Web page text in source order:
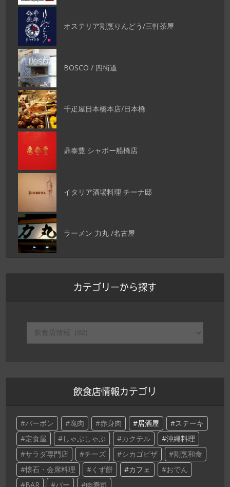
オステリア割烹りんどう/三軒茶屋
BOSCO / 四街道
千疋屋日本橋本店/日本橋
鼎泰豊 シャポー船橋店
イタリア酒場料理 チーナ邸
ラーメン 力丸 /名古屋
カテゴリーから探す
飲食店情報カテゴリ
バーボン 塊肉 赤身肉 居酒屋
ステーキ
定食屋
しゃぶしゃぶ カクテル
沖縄料理
サラダ専門店
チーズ シカゴピザ
割烹和食
懐石・会席料理
くず餅 カフェ
おでん
BAR
バー 肉寿司